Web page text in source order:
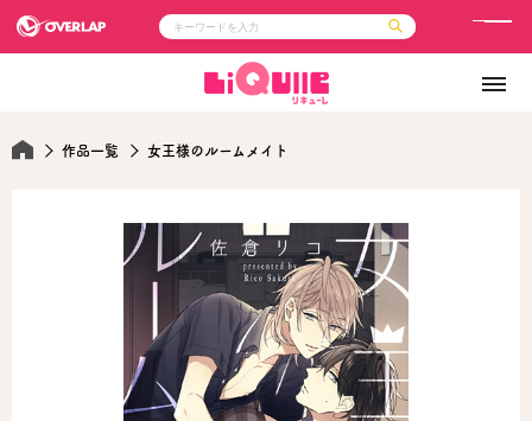
LiQulle
ラブパルフェ
ライトノベル
企業
アクセス
オーバーラップホールディングス
お問い合わせはこちら
オーバーラップ文庫
オーバーラップノベルス
メ
作品一覧 女王様のルームメイト